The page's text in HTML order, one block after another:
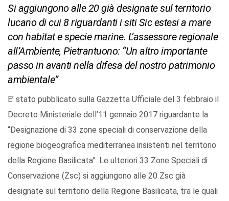
Si aggiungono alle 20 già designate sul territorio
lucano di cui 8 riguardanti i siti Sic estesi a mare
con habitat e specie marine. L’assessore regionale
all’Ambiente, Pietrantuono: “Un altro importante
passo in avanti nella difesa del nostro patrimonio
ambientale”
E’ stato pubblicato sulla Gazzetta Ufficiale del 3 febbraio il
Decreto Ministeriale dell’11 gennaio 2017 riguardante la
“Designazione di 33 zone speciali di conservazione della
regione biogeografica mediterranea insistenti nel territorio
della Regione Basilicata”. Le ulteriori 33 Zone Speciali di
Conservazione (Zsc) si aggiungono alle 20 Zsc già
designate sul territorio della Regione Basilicata, tra le quali